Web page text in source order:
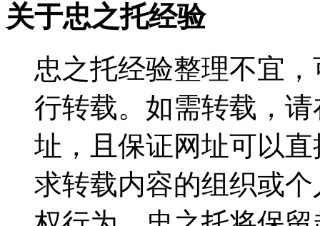
关于忠之托经验
忠之托经验整理不宜
行转载。如需转载，
址，且保证网址可以
求转载内容的组织或